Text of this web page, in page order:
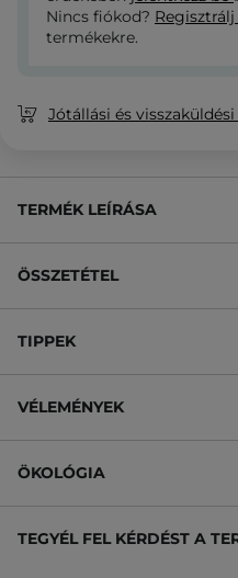
Nincs fiókod? Regisztrálj
termékekre.
Jótállási és
TERMÉK LEÍRÁSA
ÖSSZETÉTEL
TIPPEK
VÉLEMÉNYEK
ÖKOLÓGIA
TEGYÉL FEL KÉRDÉST A